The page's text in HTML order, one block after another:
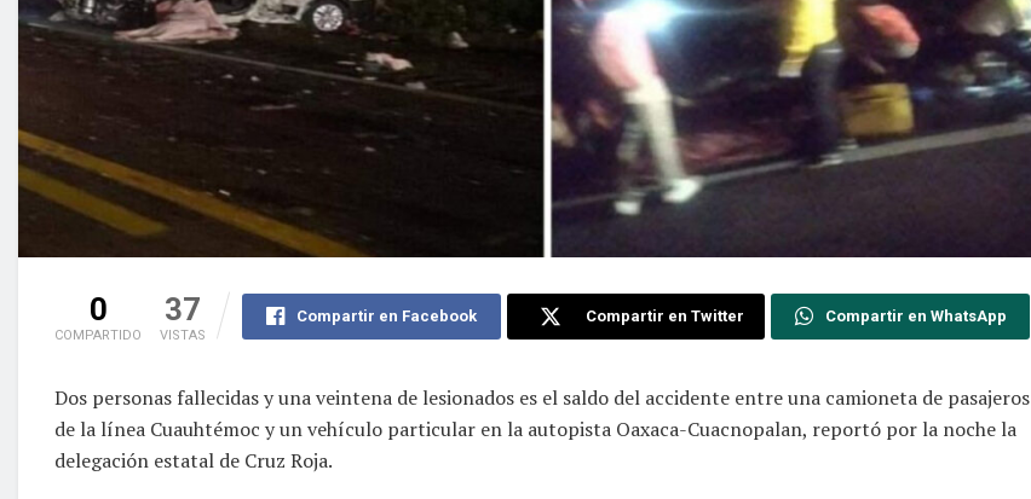
0
COMPARTIDO
37
VISTAS
Compartir en Facebook Compartir en Twitter Compartir en WhatsApp
Dos personas fallecidas y una veintena de lesionados es el saldo del accidente entre una camioneta de pasajeros
de la línea Cuauhtémoc y un vehículo particular en la autopista Oaxaca-Cuacnopalan, reportó por la noche la
delegación estatal de Cruz Roja.